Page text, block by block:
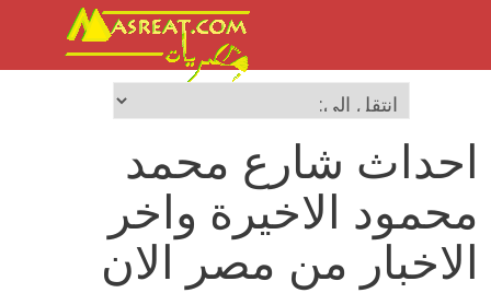
احداث شارع محمد
محمود الاخيرة واخر
الاخبار من مصر الان